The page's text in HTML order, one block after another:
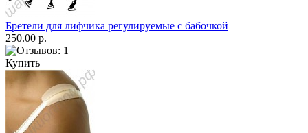
Бретели для лифчика регулируемые с бабочкой
250.00 р.
Купить